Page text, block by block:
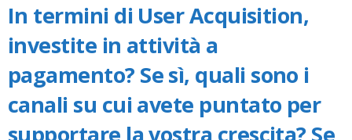
In termini di User Acquisition,
investite in attività a
pagamento? Se sì, quali sono i
canali su cui avete puntato per